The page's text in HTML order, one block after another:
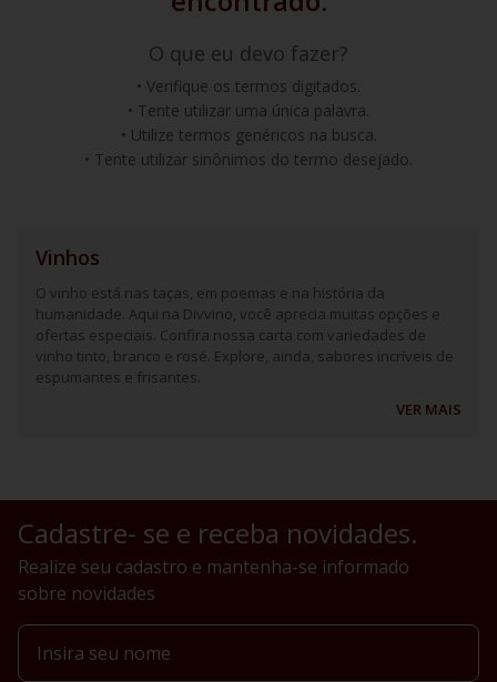
O que eu devo fazer?
Verifique os termos digitados.
Tente utilizar uma única palavra.
Utilize termos genéricos na busca.
Tente utilizar sinônimos do termo desejado.
Vinhos
O vinho está nas taças, em poemas e na história da
humanidade. Aqui na Divvino, você aprecia muitas opções e
ofertas especiais. Confira nossa carta com variedades de
vinho tinto, branco e rosé. Explore, ainda, sabores incríveis de
espumantes e frisantes.
VER MAIS
Cadastre- se e receba novidades.
Realize seu cadastro e mantenha-se informado
sobre novidades